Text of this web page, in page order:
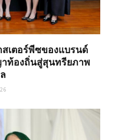
เตอร์พีซของแบรนด์
าท้องถิ่นสู่สุนทรียภาพ